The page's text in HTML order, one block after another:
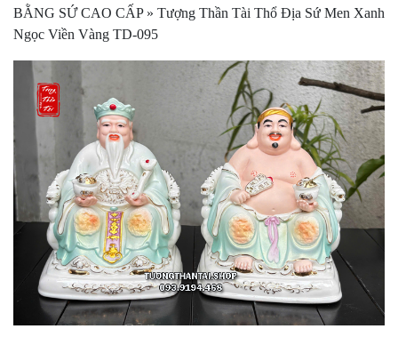
BẰNG SỨ CAO CẤP» Tượng Thần Tài Thổ Địa Sứ Men Xanh
Ngọc Viền Vàng TD-095